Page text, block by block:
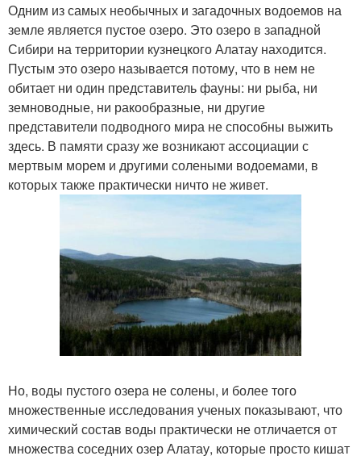
Одним из самых необычных и загадочных водоемов на
земле является пустое озеро. Это озеро в западной
Сибири на территории кузнецкого Алатау находится.
Пустым это озеро называется потому, что в нем не
обитает ни один представитель фауны: ни рыба, ни
земноводные, ни ракообразные, ни другие
представители подводного мира не способны выжить
здесь. В памяти сразу же возникают ассоциации с
мертвым морем и другими солеными водоемами, в
которых также практически ничто не живет.
Но, воды пустого озера не солены, и более того
множественные исследования ученых показывают, что
химический состав воды практически не отличается от
множества соседних озер Алатау, которые просто кишат